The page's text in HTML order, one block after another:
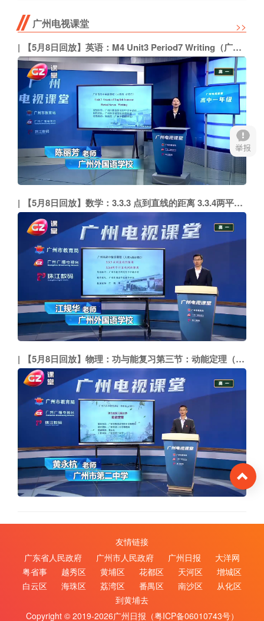
广州电视课堂 >>
【5月8日回放】英语：M4 Unit3 Period7 Writing（广州外国语学校 陈丽芳）
【5月8日回放】数学：3.3.3 点到直线的距离 3.3.4两平行直线间的距离（广州外国语学校 江规华）
【5月8日回放】物理：功与能复习第三节：动能定理（市二中 黄永杭）
友情链接
广东省人民政府
广州市人民政府 广州日报
大洋网
粤省事
越秀区 黄埔区 花都区 天河区
增城区
白云区
海珠区 荔湾区 番禺区 南沙区
从化区
到黄埔去
Copyright © 2019-2026广州日报（粤ICP备06010743号）